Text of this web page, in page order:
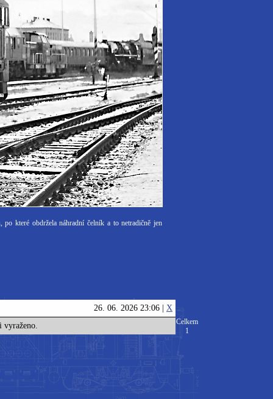
které obdržela náhradní čelník a to netradičně jen
26. 06. 2026 23:06 | X
Celkem
1